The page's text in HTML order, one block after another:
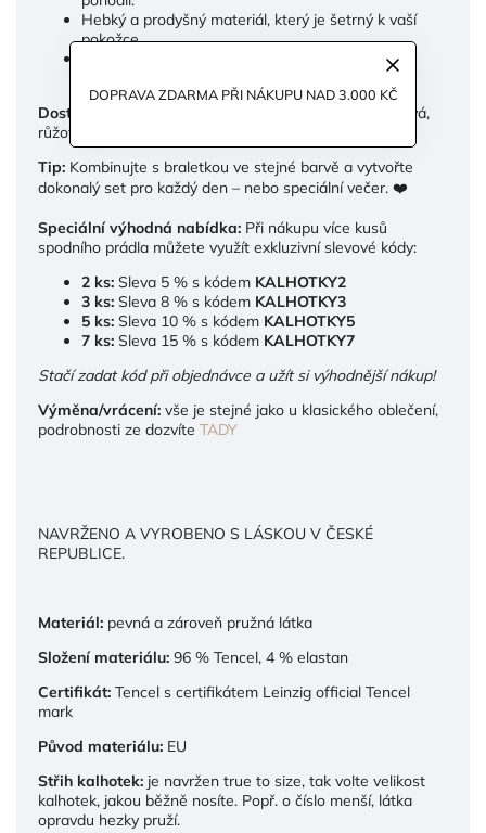
DOPRAVA ZDARMA PŘI NÁKUPU NAD 3.000 KČ
Hebký a prodyšný materiál, který je šetrný k vaší
pokožce.
Design, který tvaruje postavu a zvýrazňuje vaše
Dostupné barvy:
Černá, tělová mauve, zelená, krémová,
růžová a malina.
Tip: Kombinujte s braletkou ve stejné barvě a vytvořte
dokonalý set pro každý den – nebo speciální večer. ❤️
Speciální výhodná nabídka: Při nákupu více kusů
spodního prádla můžete využít exkluzivní slevové kódy:
2 ks: Sleva 5 % s kódem KALHOTKY2
3 ks: Sleva 8 % s kódem KALHOTKY3
5 ks: Sleva 10 % s kódem KALHOTKY5
7 ks: Sleva 15 % s kódem KALHOTKY7
Stačí zadat kód při objednávce a užít si výhodnější nákup!
Výměna/vrácení: vše je stejné jako u klasického oblečení,
podrobnosti ze dozvíte TADY
NAVRŽENO A VYROBENO S LÁSKOU V ČESKÉ
REPUBLICE.
Materiál: pevná a zároveň pružná látka
Složení materiálu: 96 % Tencel, 4 % elastan
Certifikát: Tencel s certifikátem Leinzig official Tencel
mark
Původ materiálu: EU
Střih kalhotek: je navržen true to size, tak volte velikost
kalhotek, jakou běžně nosíte. Popř. o číslo menší, látka
opravdu hezky pruží.